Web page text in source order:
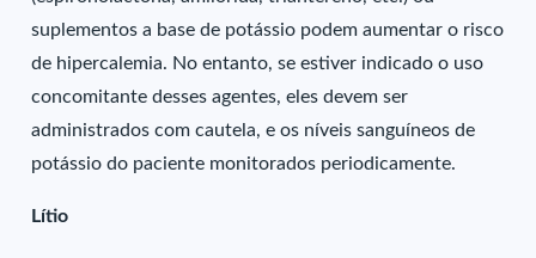
suplementos a base de potássio podem aumentar o risco
de hipercalemia. No entanto, se estiver indicado o uso
concomitante desses agentes, eles devem ser
administrados com cautela, e os níveis sanguíneos de
potássio do paciente monitorados periodicamente.
Lítio